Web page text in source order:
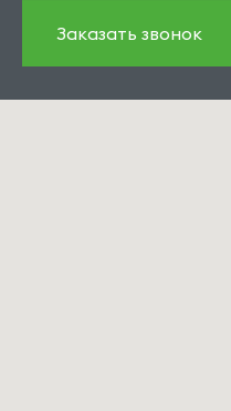
Заказать звонок